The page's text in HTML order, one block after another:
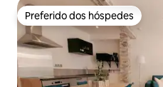
Preferido dos hóspedes
Preferido dos hóspedes